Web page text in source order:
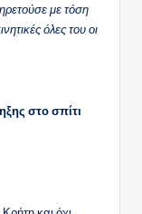
με τόση
όλες του οι
στο σπίτι